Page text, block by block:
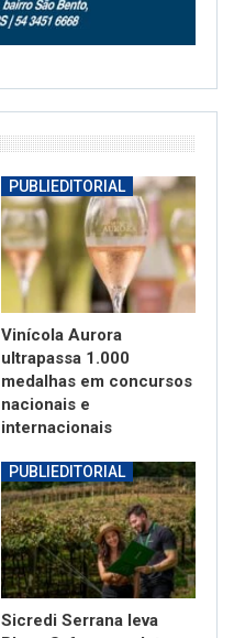
PUBLIEDITORIAL
Vinícola Aurora
ultrapassa 1.000
medalhas em concursos
nacionais e
internacionais
PUBLIEDITORIAL
Sicredi Serrana leva